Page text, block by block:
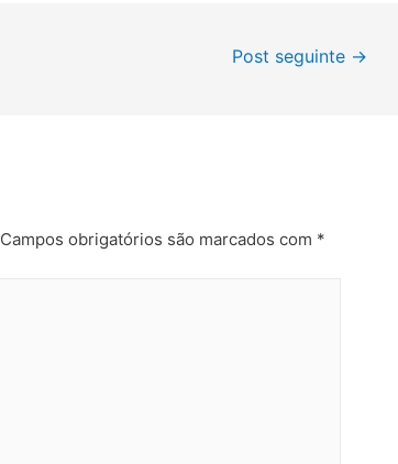
Post seguinte →
Campos obrigatórios são marcados com *